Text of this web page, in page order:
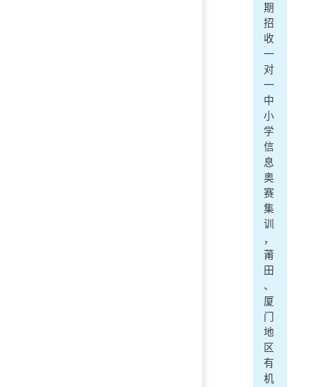
期
招
收
一
对
一
中
小
学
信
息
奥
赛
集
训
，
莆
田
、
厦
门
地
区
有
机